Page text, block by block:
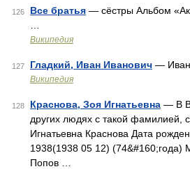
126 Все братья — сёстры Альбом
Википедия
127 Гладкий, Иван Иванович — Иван
Википедия
128 Краснова, Зоя Игнатьевна — В
других людях с такой фамилией,
Игнатьевна Краснова Дата
1938(1938 05 12) (74&#160;года)
Попов …